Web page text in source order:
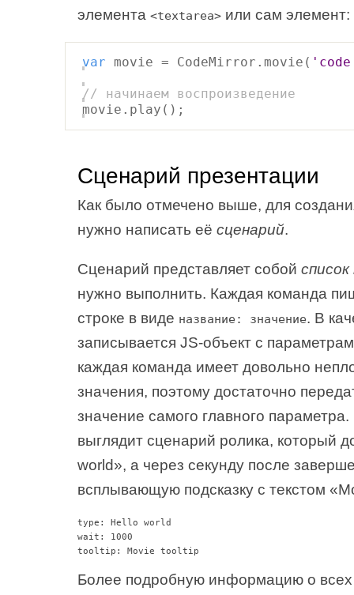
элемента <textarea> или сам элемент:
var movie = CodeMirror.movie(
// начинаем воспроизведение
movie.play();
Сценарий презентации
Как было отмечено выше, для
нужно написать её сценарий.
Сценарий представляет собой
нужно выполнить. Каждая команда
строке в виде название: значение. В
записывается JS-объект с
каждая команда имеет довольно
значения, поэтому достаточно
значение самого главного
выглядит сценарий ролика, который
world», а через секунду после
всплывающую подсказку с текстом
type: Hello world
wait: 1000
Более подробную информацию о